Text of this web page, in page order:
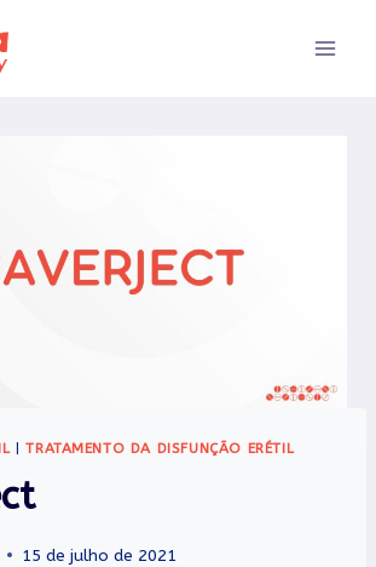
|TRATAMENTO DA DISFUNÇÃO ERÉTIL
15 de julho de 2021